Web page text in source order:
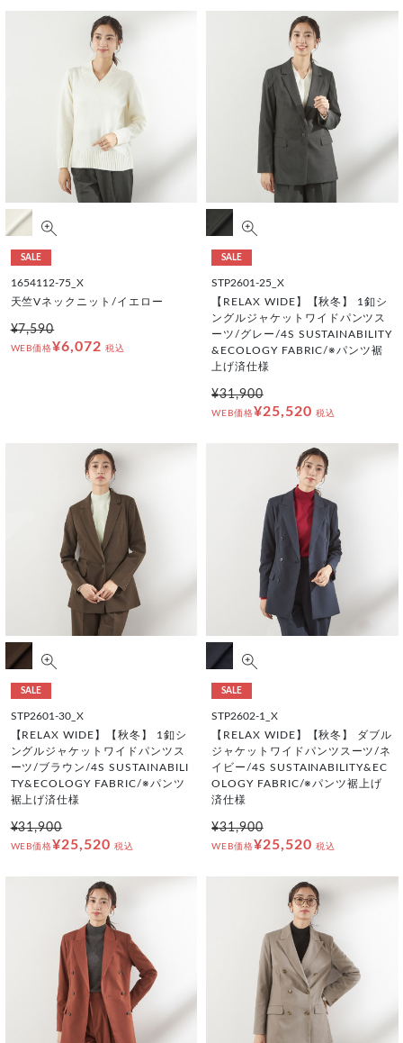
SALE
1654112-75_X
天竺Vネックニット/イエロー
¥7,590
WEB価格¥6,072 税込
SALE
STP2601-25_X
【RELAX WIDE】【秋冬】 1釦シ
ングルジャケットワイドパンツス
ーツ/グレー/4S SUSTAINABILITY
&ECOLOGY FABRIC/※パンツ裾
上げ済仕様
¥31,900
WEB価格¥25,520 税込
SALE
STP2601-30_X
【RELAX WIDE】【秋冬】 1釦シ
ングルジャケットワイドパンツス
ーツ/ブラウン/4S SUSTAINABILI
TY&ECOLOGY FABRIC/※パンツ
裾上げ済仕様
¥31,900
WEB価格¥25,520 税込
SALE
STP2602-1_X
【RELAX WIDE】【秋冬】 ダブル
ジャケットワイドパンツスーツ/ネ
イビー/4S SUSTAINABILITY&EC
OLOGY FABRIC/※パンツ裾上げ
済仕様
¥31,900
WEB価格¥25,520 税込